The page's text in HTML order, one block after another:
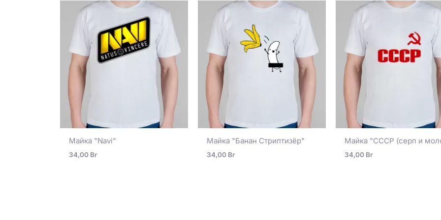
Майка "Navi"
34,00 Br
Майка "Банан Стриптизёр"
34,00 Br
Майка "СССР (серп и
34,00 Br